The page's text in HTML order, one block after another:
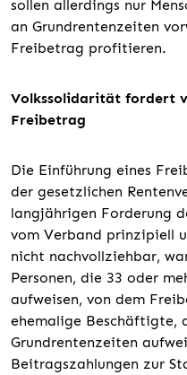
sollen allerdings nur
an Grundrentenzeiten
Freibetrag profitieren.
Volkssolidarität fordert
Freibetrag
Die Einführung eines
der gesetzlichen
langjährigen Forderung
vom Verband prinzipiell
nicht nachvollziehbar,
Personen, die 33 oder
aufweisen, von dem
ehemalige Beschäftigte,
Grundrentenzeiten
Beitragszahlungen zur